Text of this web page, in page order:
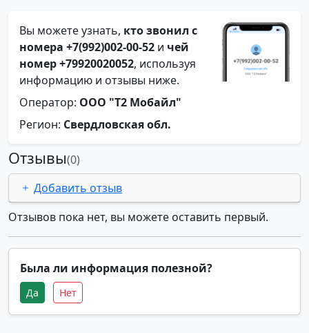
Вы можете узнать, кто звонил с
номера +7(992)002-00-52 и чей
номер +79920020052, используя
информацию и отзывы ниже.
Оператор: ООО "Т2 Мобайл"
Регион: Свердловская обл.
Отзывы(0)
Добавить отзыв
Отзывов пока нет, вы можете оставить первый.
Была ли информация полезной?
Да Нет